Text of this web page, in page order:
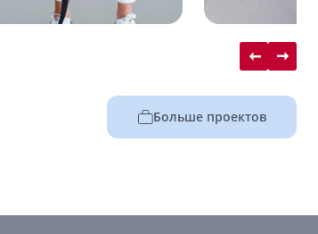
Больше проектов